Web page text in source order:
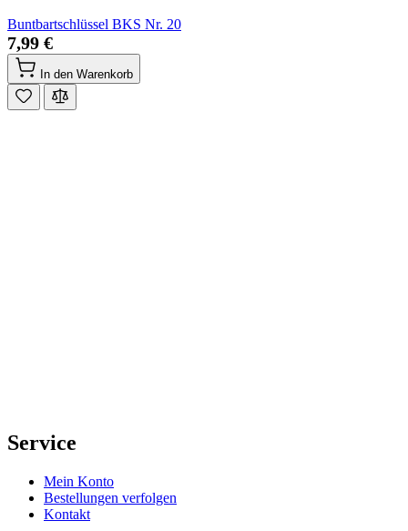
Buntbartschlüssel BKS Nr. 20
7,99 €
In den Warenkorb
Service
Mein Konto
Bestellungen verfolgen
Kontakt